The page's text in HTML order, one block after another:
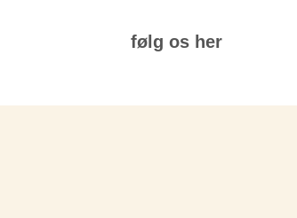
følg os her